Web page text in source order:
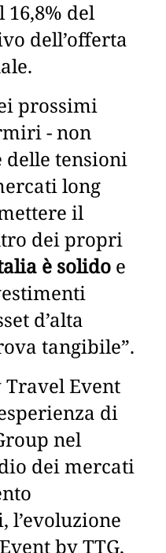
del
dell’offerta
prossimi
- non
tensioni
long
il
dei propri
è solido e
d’alta
tangibile”.
Travel Event
di
nel
dei mercati
l’evoluzione
by TTG,